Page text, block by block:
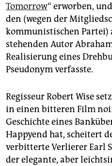
Tomorrow“ erworben,
den (wegen der
kommunistischen Partei)
stehenden Autor
Realisierung eines
Pseudonym verfasste.
Regisseur Robert Wise
in einen bitteren Film
Geschichte eines
Happyend hat, scheitert
verbitterte Verlierer Earl
der elegante, aber